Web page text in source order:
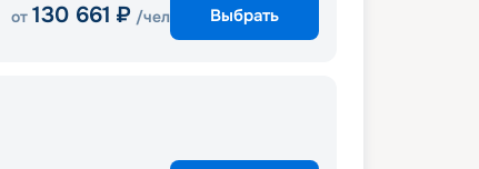
от 130 661 ₽ /чел Выбрать